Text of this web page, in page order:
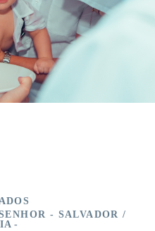
- SALVADOR /